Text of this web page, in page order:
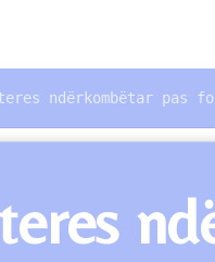
ndërkombëtar pas